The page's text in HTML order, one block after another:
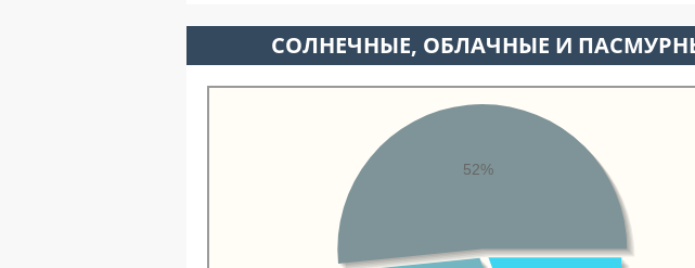
CОЛНЕЧНЫЕ, ОБЛАЧНЫЕ И
52%